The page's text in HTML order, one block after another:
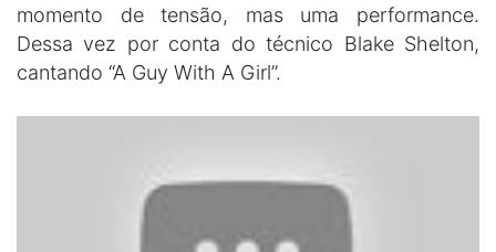
momento de tensão, mas uma performance.
Dessa vez por conta do técnico Blake Shelton,
cantando “A Guy With A Girl”.